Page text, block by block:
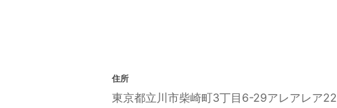
住所
東京都立川市柴崎町3丁目6-29アレアレア